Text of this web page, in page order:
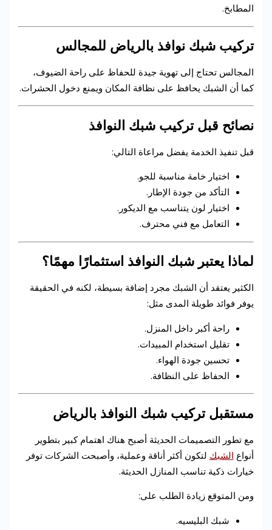
المطابخ.
تركيب شبك نوافذ بالرياض للمجالس
المجالس تحتاج إلى تهوية جيدة للحفاظ على راحة الضيوف،
كما أن الشبك يحافظ على نظافة المكان ويمنع دخول الحشرات.
نصائح قبل تركيب شبك النوافذ
قبل تنفيذ الخدمة يفضل مراعاة التالي:
اختيار خامة مناسبة للجو.
التأكد من جودة الإطار.
اختيار لون يتناسب مع الديكور.
التعامل مع فني محترف.
لماذا يعتبر شبك النوافذ استثمارًا مهمًا؟
الكثير يعتقد أن الشبك مجرد إضافة بسيطة، لكنه في الحقيقة
يوفر فوائد طويلة المدى مثل:
راحة أكبر داخل المنزل.
تقليل استخدام المبيدات.
تحسين جودة الهواء.
الحفاظ على النظافة.
مستقبل تركيب شبك النوافذ بالرياض
مع تطور التصميمات الحديثة أصبح هناك اهتمام كبير بتطوير
أنواع الشبك لتكون أكثر أناقة وعملية، وأصبحت الشركات توفر
خيارات ذكية تناسب المنازل الحديثة.
ومن المتوقع زيادة الطلب على:
شبك البليسيه.